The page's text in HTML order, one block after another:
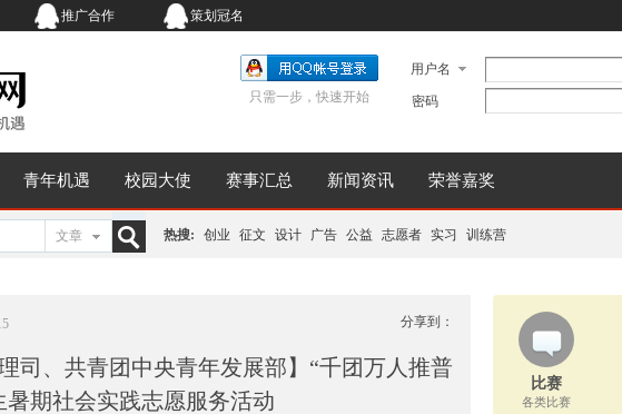
推广合作 策划冠名
用户名
密码
只需一步，快速开始
青年机遇 校园大使 赛事汇总 新闻资讯 荣誉嘉奖
文章
索
热搜: 创业 征文 设计 广告 公益 志愿者 实习 训练营
分享到：
司、共青团中央青年发展部】“千团万人推普
暑期社会实践志愿服务活动
比赛
各类比赛